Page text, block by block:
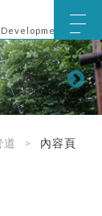
道 內容頁